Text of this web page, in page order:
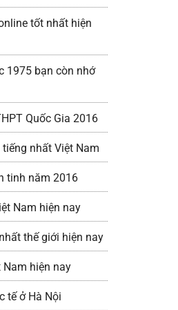
tốt nhất hiện
1975 bạn còn nhớ
Quốc Gia 2016
nhất Việt Nam
tinh năm 2016
Nam hiện nay
thế giới hiện nay
hiện nay
tế ở Hà Nội